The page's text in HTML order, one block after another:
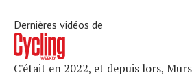
Dernières vidéos de
C'était en 2022, et depuis lors,